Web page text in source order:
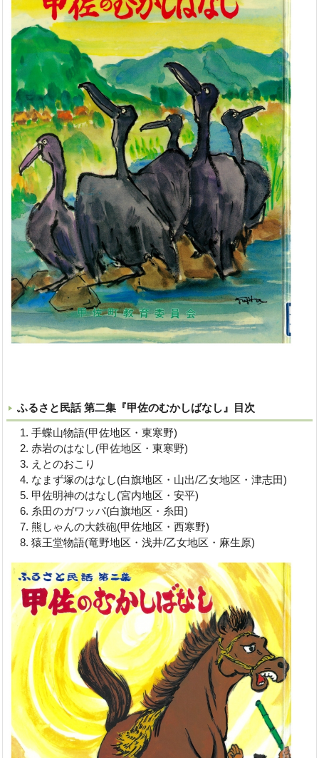
ふるさと民話 第二集『甲佐のむかしばなし』目次
手蝶山物語(甲佐地区・東寒野)
赤岩のはなし(甲佐地区・東寒野)
えとのおこり
なまず塚のはなし(白旗地区・山出/乙女地区・津志田)
甲佐明神のはなし(宮内地区・安平)
糸田のガワッパ(白旗地区・糸田)
熊しゃんの大鉄砲(甲佐地区・西寒野)
猿王堂物語(竜野地区・浅井/乙女地区・麻生原)